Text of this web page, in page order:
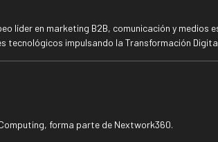
líder en marketing B2B, comunicación y
impulsando la Transformación
forma parte de Nextwork360.